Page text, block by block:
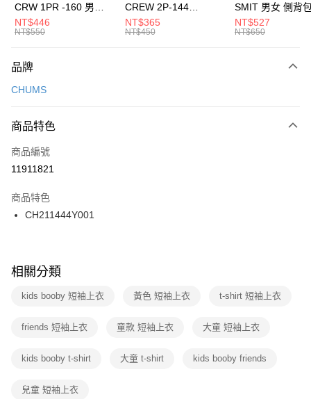
元大商業銀行
台灣樂天信用卡公司
全盈+PAY
AFTEE先享後付
【關於「AFTEE先享後付」】
便利好安心！
３．安心：先確認商品／服務後，再付款。
【「AFTEE先享後付」結帳流程】
１．於結帳方式選擇「AFTEE先享後付」後，將跳轉至「AFTEE先享後付」
２．訂單成立數日內，您將收到繳費通知簡訊。
３．收到繳費通知簡訊後14天內，點擊此簡訊中的連結，可透過四大超商／
ATM／網路銀行／等多元方式進行付款，方視為交易完成。
※ 交易是否成功請以「AFTEE先享後付 」之結帳頁面顯示為準，若有關於
是否繳費成功／繳費後需取消欲退款等相關疑問，請聯繫「AFTEE先享後付
客戶支援中心」https://netprotections.freshdesk.com/support/home
１．透過由恩沛科技股份有限公司提供之「AFTEE先享後付」服務完成之交
權轉讓予恩沛科技股份有限公司。
３．未成年的使用者請事先徵得法定代理人或監護人之同意方可使用
運送方式
每筆NT$100，滿NT$1,500(含以上)免運費
宅配
每筆NT$100，滿NT$1,500(含以上)免運費
付款後門市自取
每筆NT$100，滿NT$1,500(含以上)免運費
CRW 1PR -160 男女
中統襪 FZ3393100
NT$446
NT$550
CREW 2P-144
EMBRDY 男女 短統襪
FZ3073133
NT$365
NT$450
SMIT 男女 側背
BA5871010
NT$527
NT$650
品牌
CHUMS
商品特色
商品編號
11911821
商品特色
CH211444Y001
相關分類
kids booby 短袖上衣 黃色 短袖上衣 t-shirt 短袖上衣
friends 短袖上衣 童款 短袖上衣 大童 短袖上衣
kids booby t-shirt 大童 t-shirt kids booby friends
兒童 短袖上衣